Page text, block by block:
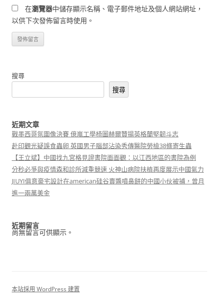
在瀏覽器中儲存顯示名稱、電子郵件地址及個人網站網址，
以供下次發佈留言時使用。
搜尋
搜尋
近期文章
戰墨西哥氛圍像決賽 億嵐工學椅圖赫爾贊揚英格蘭堅韌斗志
赴印觀光疑誤食蟲卵 英國男子腦部沾染秀傳醫院勞檢38條寄生蟲
【王立斌】中國找九宮格見證書院面面觀：以江西地區的書院為例
分秒必爭與疫情森和診所減重競速 火神山病院扶植再度展示中國氣力
JIUYI俱意豪宅設計在american硅谷賣醬噴鼻餅的中國小伙被捕，曾月
進一兩萬美金
近期留言
尚無留言可供顯示。
本站採用 WordPress 建置